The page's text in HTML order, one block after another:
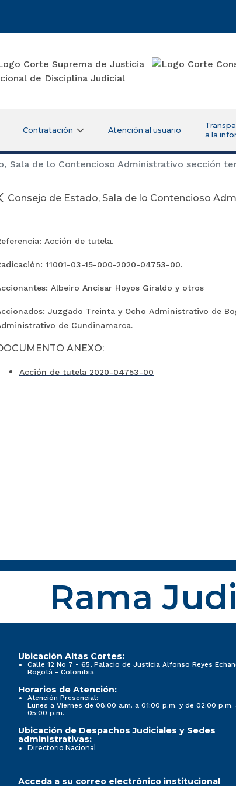
Contratación Atención al usuario
a la
Sala de lo Contencioso Administrativo sección
Consejo de Estado, Sala de lo Contencioso
Acción de tutela.
11001-03-15-000-2020-04753-00.
Albeiro Ancisar Hoyos Giraldo y otros
Juzgado Treinta y Ocho Administrativo de
de Cundinamarca.
ANEXO:
Acción de tutela 2020-04753-00
Rama
Ubicación Altas Cortes:
Calle 12 No 7 - 65, Palacio de Justicia Alfonso Reyes
Bogotá - Colombia
Horarios de Atención:
Atención Presencial:
Lunes a Viernes de 08:00 a.m. a 01:00 p.m. y de 02:00 p.m.
05:00 p.m.
Ubicación de Despachos Judiciales y Sedes
administrativas:
Directorio Nacional
Acceda a su correo electrónico institucional